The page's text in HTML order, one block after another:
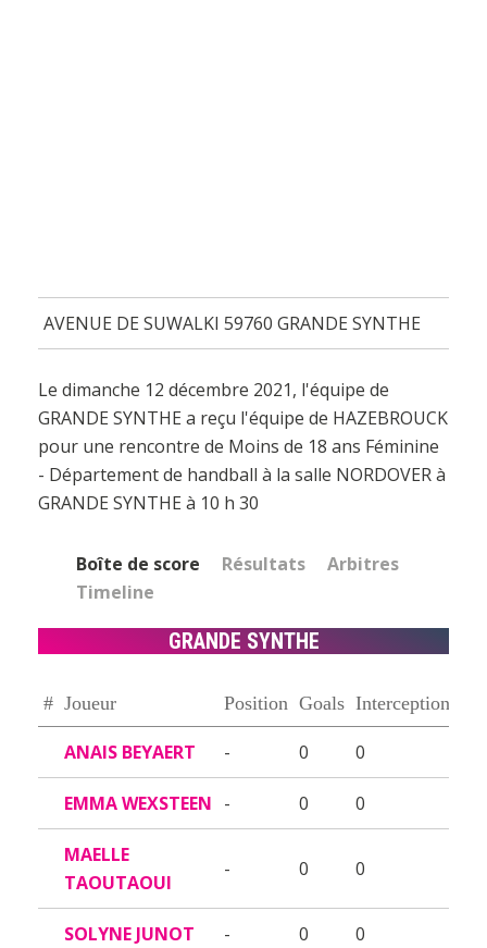
AVENUE DE SUWALKI 59760 GRANDE SYNTHE
Le dimanche 12 décembre 2021, l'équipe de
GRANDE SYNTHE a reçu l'équipe de HAZEBROUCK
pour une rencontre de Moins de 18 ans Féminine
- Département de handball à la salle NORDOVER à
GRANDE SYNTHE à 10 h 30
Boîte de score Résultats
Arbitres
Timeline
GRANDE SYNTHE
# Joueur Position Goals Interceptions
ANAIS BEYAERT - 0 0
EMMA WEXSTEEN - 0 0
MAELLE
TAOUTAOUI
- 0 0
SOLYNE JUNOT - 0 0